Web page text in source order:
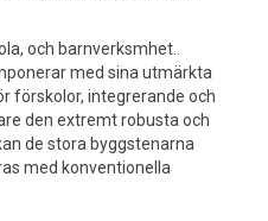
och barnverksmhet..
med sina utmärkta
förskolor, integrerande och
den extremt robusta och
de stora byggstenarna
med konventionella